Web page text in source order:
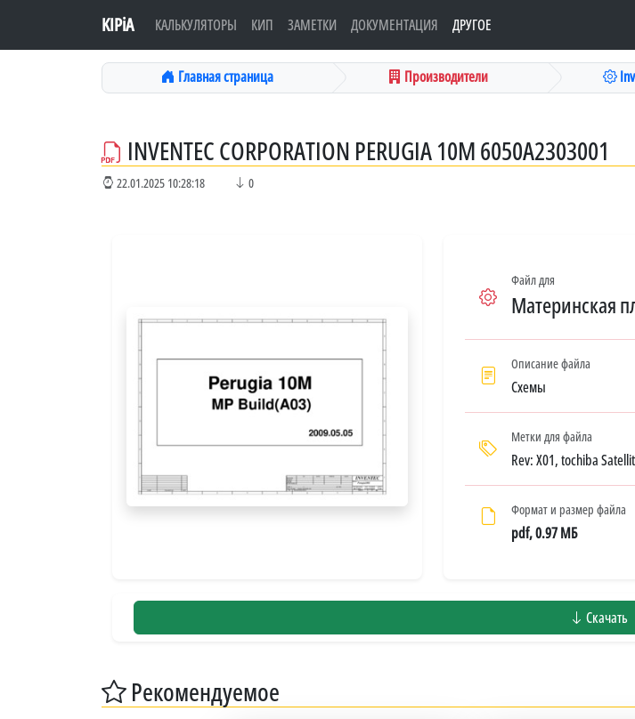
KIPiA КАЛЬКУЛЯТОРЫ КИП ЗАМЕТКИ ДОКУМЕНТАЦИЯ ДРУГОЕ
Главная страница Производители
INVENTEC CORPORATION PERUGIA 10M 6050A2303001
22.01.2025 10:28:18 0
Файл для
Материнская
Описание файла
Схемы
Метки для файла
Rev: X01, tochiba
Формат и размер файла
pdf, 0.97 МБ
Скачать
Рекомендуемое